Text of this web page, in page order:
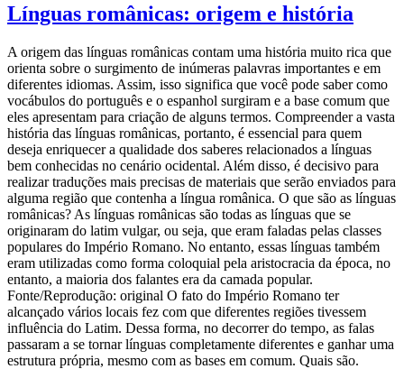
Línguas românicas: origem e história
A origem das línguas românicas contam uma história muito rica que
orienta sobre o surgimento de inúmeras palavras importantes e em
diferentes idiomas. Assim, isso significa que você pode saber como
vocábulos do português e o espanhol surgiram e a base comum que
eles apresentam para criação de alguns termos. Compreender a vasta
história das línguas românicas, portanto, é essencial para quem
deseja enriquecer a qualidade dos saberes relacionados a línguas
bem conhecidas no cenário ocidental. Além disso, é decisivo para
realizar traduções mais precisas de materiais que serão enviados para
alguma região que contenha a língua românica. O que são as línguas
românicas? As línguas românicas são todas as línguas que se
originaram do latim vulgar, ou seja, que eram faladas pelas classes
populares do Império Romano. No entanto, essas línguas também
eram utilizadas como forma coloquial pela aristocracia da época, no
entanto, a maioria dos falantes era da camada popular.
Fonte/Reprodução: original O fato do Império Romano ter
alcançado vários locais fez com que diferentes regiões tivessem
influência do Latim. Dessa forma, no decorrer do tempo, as falas
passaram a se tornar línguas completamente diferentes e ganhar uma
estrutura própria, mesmo com as bases em comum. Quais são.